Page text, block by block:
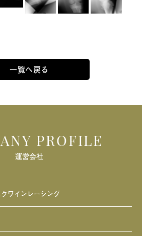
一覧へ戻る
PROFILE
運営会社
ワインレーシング